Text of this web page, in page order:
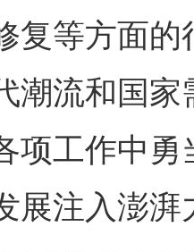
复等方面
潮流和国
项工作中勇
展注入澎湃